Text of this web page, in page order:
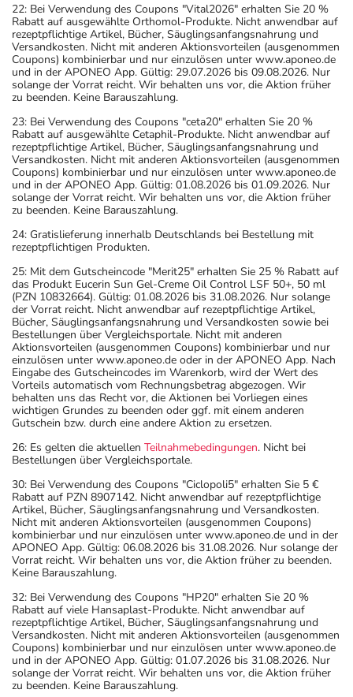
22: Bei Verwendung des Coupons "Vital2026" erhalten Sie 20 %
Rabatt auf ausgewählte Orthomol-Produkte. Nicht anwendbar auf
rezeptpflichtige Artikel, Bücher, Säuglingsanfangsnahrung und
Versandkosten. Nicht mit anderen Aktionsvorteilen (ausgenommen
Coupons) kombinierbar und nur einzulösen unter www.aponeo.de
und in der APONEO App. Gültig: 29.07.2026 bis 09.08.2026. Nur
solange der Vorrat reicht. Wir behalten uns vor, die Aktion früher
zu beenden. Keine Barauszahlung.
23: Bei Verwendung des Coupons "ceta20" erhalten Sie 20 %
Rabatt auf ausgewählte Cetaphil-Produkte. Nicht anwendbar auf
rezeptpflichtige Artikel, Bücher, Säuglingsanfangsnahrung und
Versandkosten. Nicht mit anderen Aktionsvorteilen (ausgenommen
Coupons) kombinierbar und nur einzulösen unter www.aponeo.de
und in der APONEO App. Gültig: 01.08.2026 bis 01.09.2026. Nur
solange der Vorrat reicht. Wir behalten uns vor, die Aktion früher
zu beenden. Keine Barauszahlung.
24: Gratislieferung innerhalb Deutschlands bei Bestellung mit
rezeptpflichtigen Produkten.
25: Mit dem Gutscheincode "Merit25" erhalten Sie 25 % Rabatt auf
das Produkt Eucerin Sun Gel-Creme Oil Control LSF 50+, 50 ml
(PZN 10832664). Gültig: 01.08.2026 bis 31.08.2026. Nur solange
der Vorrat reicht. Nicht anwendbar auf rezeptpflichtige Artikel,
Bücher, Säuglingsanfangsnahrung und Versandkosten sowie bei
Bestellungen über Vergleichsportale. Nicht mit anderen
Aktionsvorteilen (ausgenommen Coupons) kombinierbar und nur
einzulösen unter www.aponeo.de oder in der APONEO App. Nach
Eingabe des Gutscheincodes im Warenkorb, wird der Wert des
Vorteils automatisch vom Rechnungsbetrag abgezogen. Wir
behalten uns das Recht vor, die Aktionen bei Vorliegen eines
wichtigen Grundes zu beenden oder ggf. mit einem anderen
Gutschein bzw. durch eine andere Aktion zu ersetzen.
26: Es gelten die aktuellen Teilnahmebedingungen. Nicht bei
Bestellungen über Vergleichsportale.
30: Bei Verwendung des Coupons "Ciclopoli5" erhalten Sie 5 €
Rabatt auf PZN 8907142. Nicht anwendbar auf rezeptpflichtige
Artikel, Bücher, Säuglingsanfangsnahrung und Versandkosten.
Nicht mit anderen Aktionsvorteilen (ausgenommen Coupons)
kombinierbar und nur einzulösen unter www.aponeo.de und in der
APONEO App. Gültig: 06.08.2026 bis 31.08.2026. Nur solange der
Vorrat reicht. Wir behalten uns vor, die Aktion früher zu beenden.
Keine Barauszahlung.
32: Bei Verwendung des Coupons "HP20" erhalten Sie 20 %
Rabatt auf viele Hansaplast-Produkte. Nicht anwendbar auf
rezeptpflichtige Artikel, Bücher, Säuglingsanfangsnahrung und
Versandkosten. Nicht mit anderen Aktionsvorteilen (ausgenommen
Coupons) kombinierbar und nur einzulösen unter www.aponeo.de
und in der APONEO App. Gültig: 01.07.2026 bis 31.08.2026. Nur
solange der Vorrat reicht. Wir behalten uns vor, die Aktion früher
zu beenden. Keine Barauszahlung.